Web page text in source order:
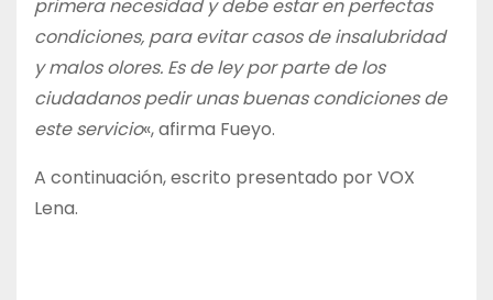
primera necesidad y debe estar en perfectas
condiciones, para evitar casos de insalubridad
y malos olores. Es de ley por parte de los
ciudadanos pedir unas buenas condiciones de
este servicio«, afirma Fueyo.
A continuación, escrito presentado por VOX
Lena.